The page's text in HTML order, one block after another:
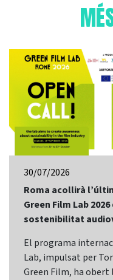
30/07/2026
Roma acollirà
Green Film Lab
sostenibilitat
El programa
Lab, impulsat per
Green Film, ha